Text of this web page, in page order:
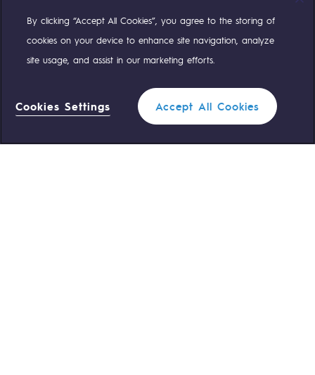
Filter
Compte TwitterCompte Facebook
Compte LinkedinCompte Youtube
Teréga Standard 0 559 133 400
By clicking “Accept All Cookies”, you agree to the storing of
cookies on your device to enhance site navigation, analyze
site usage, and assist in our marketing efforts.
Cookies Settings Accept All Cookies